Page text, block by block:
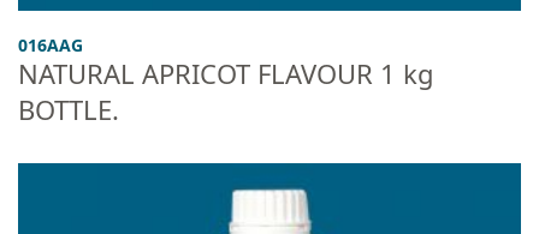
016AAG
NATURAL APRICOT FLAVOUR 1 kg
BOTTLE.